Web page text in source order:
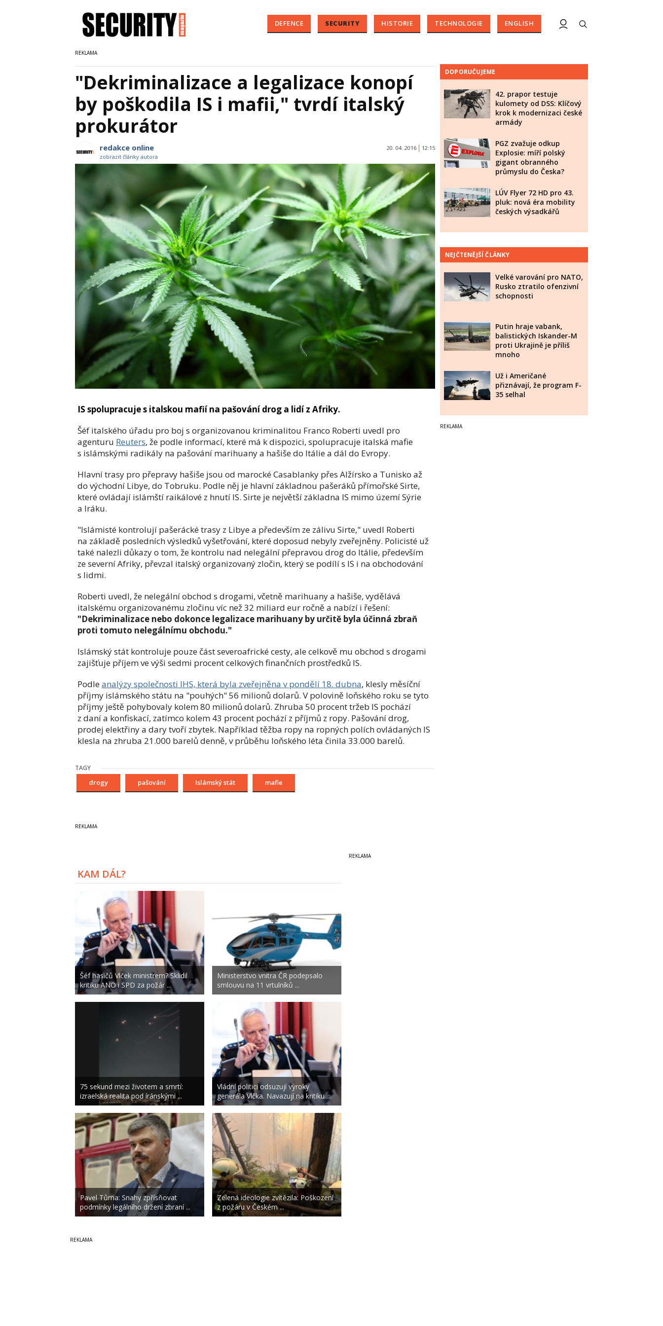
DEFENCE SECURITY HISTORIE TECHNOLOGIE ENGLISH
"Dekriminalizace a legalizace konopí
by poškodila IS i mafii," tvrdí italský
prokurátor
redakce online
zobrazit články autora
20. 04. 2016 12:15
IS spolupracuje s italskou mafií na pašování drog a lidí z Afriky.
Šéf italského úřadu pro boj s organizovanou kriminalitou Franco Roberti uvedl pro
agenturu Reuters, že podle informací, které má k dispozici, spolupracuje italská mafie
s islámskými radikály na pašování marihuany a hašiše do Itálie a dál do Evropy.
Hlavní trasy pro přepravy hašiše jsou od marocké Casablanky přes Alžírsko a Tunisko až
do východní Libye, do Tobruku. Podle něj je hlavní základnou pašeráků přímořské Sirte,
které ovládají islámští raikálové z hnutí IS. Sirte je největší základna IS mimo území Sýrie
a Iráku.
"Islámisté kontrolují pašerácké trasy z Libye a především ze zálivu Sirte," uvedl Roberti
na základě posledních výsledků vyšetřování, které doposud nebyly zveřejněny. Policisté už
také nalezli důkazy o tom, že kontrolu nad nelegální přepravou drog do Itálie, především
ze severní Afriky, převzal italský organizovaný zločin, který se podílí s IS i na obchodování
s lidmi.
Roberti uvedl, že nelegální obchod s drogami, včetně marihuany a hašiše, vydělává
italskému organizovanému zločinu víc než 32 miliard eur ročně a nabízí i řešení:
"Dekriminalizace nebo dokonce legalizace marihuany by určitě byla účinná zbraň
proti tomuto nelegálnímu obchodu."
Islámský stát kontroluje pouze část severoafrické cesty, ale celkově mu obchod s drogami
zajišťuje příjem ve výši sedmi procent celkových finančních prostředků IS.
Podleanalýzy společnosti IHS, která byla zveřejněna v pondělí 18. dubna, klesly měsíční
příjmy islámského státu na "pouhých" 56 milionů dolarů. V polovině loňského roku se tyto
příjmy ještě pohybovaly kolem 80 milionů dolarů. Zhruba 50 procent tržeb IS pochází
z daní a konfiskací, zatímco kolem 43 procent pochází z příjmů z ropy. Pašování drog,
prodej elektřiny a dary tvoří zbytek. Například těžba ropy na ropných polích ovládaných IS
klesla na zhruba 21.000 barelů denně, v průběhu loňského léta činila 33.000 barelů.
TAGY
drogy pašování Islámský stát mafie
DOPORUČUJEME
42. prapor testuje
kulomety od DSS: Klíčový
krok k modernizaci české
armády
PGZ zvažuje odkup
Explosie: míří polský
gigant obranného
průmyslu do Česka?
LÚV Flyer 72 HD pro 43.
pluk: nová éra mobility
českých výsadkářů
NEJČTENĚJŠÍ ČLÁNKY
Velké varování pro NATO,
Rusko ztratilo ofenzivní
schopnosti
Putin hraje vabank,
balistických Iskander-M
proti Ukrajině je příliš
mnoho
Už i Američané
přiznávají, že program F-
35 selhal
KAM DÁL?
Šéf hasičů Vlček ministrem? Sklidil
kritiku ANO i SPD za požár ...
75 sekund mezi životem a smrtí:
izraelská realita pod íránskými ...
Pavel Tůma: Snahy zpřísňovat
podmínky legálního držení zbraní ...
Ministerstvo vnitra ČR podepsalo
smlouvu na 11 vrtulníků ...
Vládní politici odsuzují výroky
generála Vlčka. Navazují na kritiku ...
Zelená ideologie zvítězila: Poškození
z požáru v Českém ...